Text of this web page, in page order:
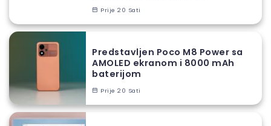
Prije 20 Sati
Predstavljen Poco M8 Power sa
AMOLED ekranom i 8000 mAh
baterijom
Prije 20 Sati